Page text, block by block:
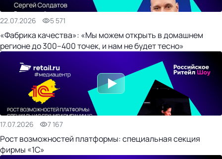
22.07.2026 5 571
«Фабрика качества»: «Мы можем открыть в домашнем
регионе до 300–400 точек, и нам не будет тесно»
17.07.2026 7 167
Рост возможностей платформы: специальная секция
фирмы «1С»